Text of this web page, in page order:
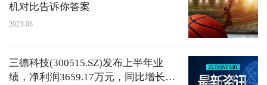
机对比告诉你答案
2023-08
三德科技(300515.SZ)发布上半年业
绩，净利润3659.17万元，同比增长